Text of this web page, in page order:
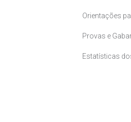
Orientações
Provas e
Estatísticas